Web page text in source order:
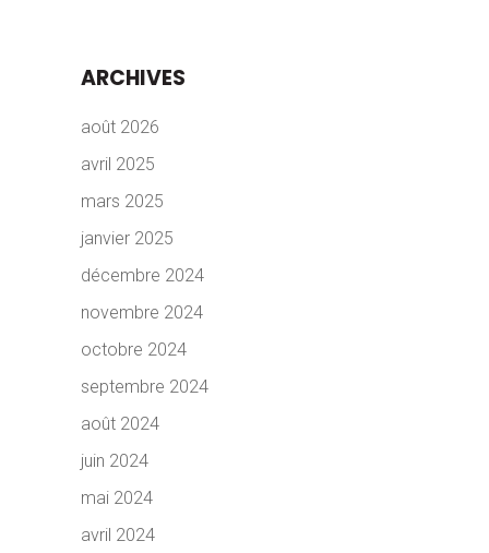
ARCHIVES
août 2026
avril 2025
mars 2025
janvier 2025
décembre 2024
novembre 2024
octobre 2024
septembre 2024
août 2024
juin 2024
mai 2024
avril 2024